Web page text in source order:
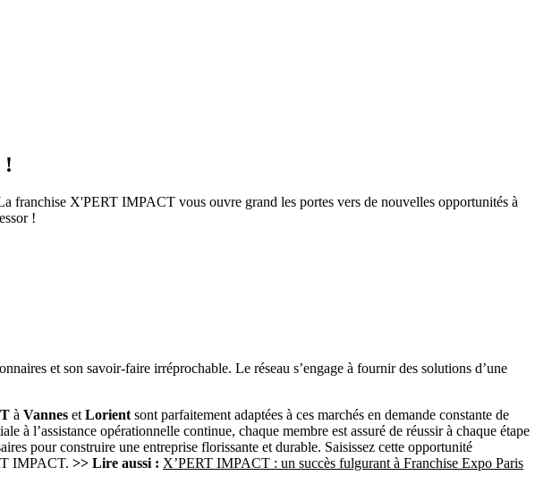
!
franchise X'PERT IMPACT vous ouvre grand les portes vers de nouvelles opportunités à
!
et son savoir-faire irréprochable. Le réseau s’engage à fournir des solutions d’une
à Vannes etLorientsont parfaitement adaptées à ces marchés en demande constante de
l’assistance opérationnelle continue, chaque membre est assuré de réussir à chaque étape
pour construire une entreprise florissante et durable. Saisissez cette opportunité
IMPACT. >> Lire aussi : X’PERT IMPACT : un succès fulgurant à Franchise Expo Paris